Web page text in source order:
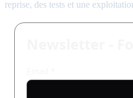
reprise, des tests et une